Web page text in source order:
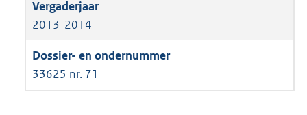
2013-2014
33625 nr. 71